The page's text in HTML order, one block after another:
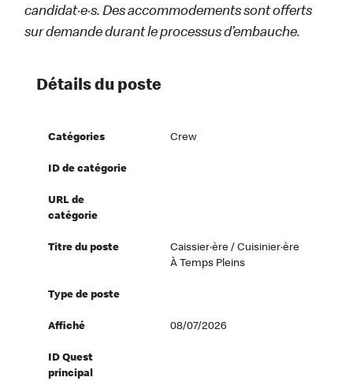
candidat·e·s. Des accommodements sont offerts
sur demande durant le processus d’embauche.
Détails du poste
Catégories Crew
ID de catégorie
URL de
catégorie
Titre du poste
Caissier·ère / Cuisinier·ère
À Temps Pleins
Type de poste
Affiché 08/07/2026
ID Quest
principal